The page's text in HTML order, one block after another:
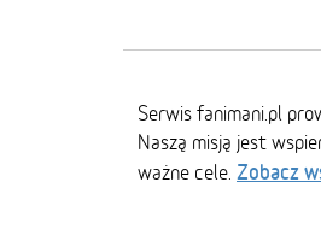
Serwis fanimani.pl
Naszą misją jest
ważne cele. Zobacz